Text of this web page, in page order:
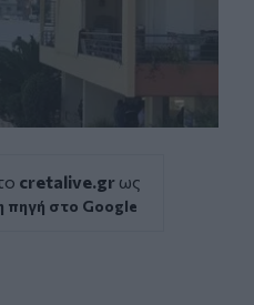
cretalive.gr ως
πηγή στο Google